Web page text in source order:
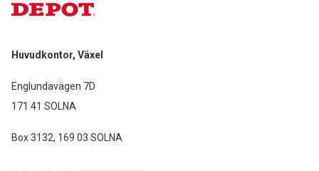
Huvudkontor, Växel
Englundavägen 7D
171 41 SOLNA
Box 3132, 169 03 SOLNA